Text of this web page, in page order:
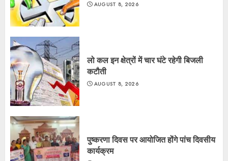
AUGUST 8, 2026
लो कल इन क्षेत्रों में चार घंटे रहेगी बिजली
कटौती
AUGUST 8, 2026
पुष्करणा दिवस पर आयोजित होंगे पांच दिवसीय
कार्यक्रम